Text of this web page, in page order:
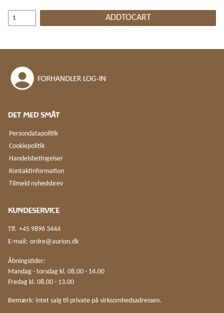
ADDTOCART
DET MED SMÅT
Persondatapolitik
Cookiepolitik
Handelsbetingelser
Kontaktinformation
Tilmeld nyhedsbrev
KUNDESERVICE
Tlf. +45 9896 3444
E-mail: ordre@aurion.dk
Åbningstider:
Mandag - torsdag kl. 08.00 - 14.00
Fredag kl. 08.00 - 13.00
Bemærk: intet salg til private på virksomhedsadressen.